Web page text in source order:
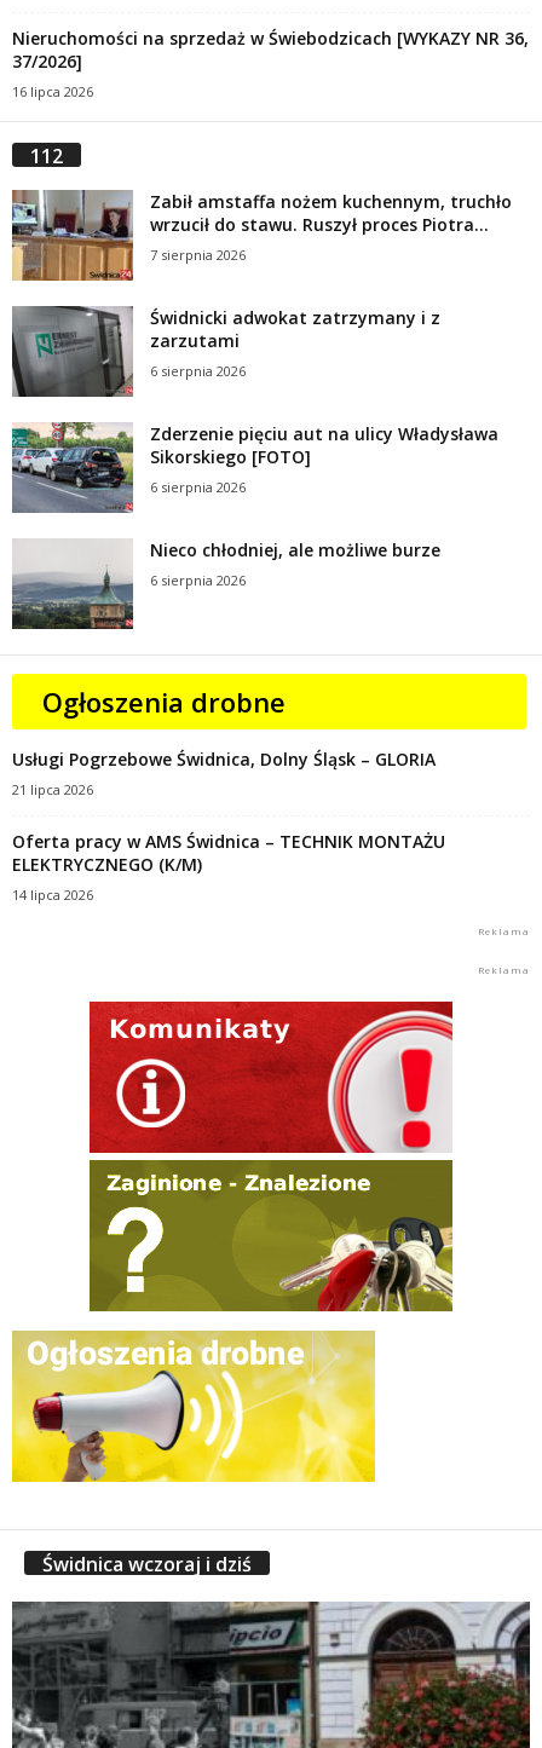
Nieruchomości na sprzedaż w Świebodzicach [WYKAZY NR 36,
37/2026]
16 lipca 2026
112
Zabił amstaffa nożem kuchennym, truchło
wrzucił do stawu. Ruszył proces Piotra...
7 sierpnia 2026
Świdnicki adwokat zatrzymany i z
zarzutami
6 sierpnia 2026
Zderzenie pięciu aut na ulicy Władysława
Sikorskiego [FOTO]
6 sierpnia 2026
Nieco chłodniej, ale możliwe burze
6 sierpnia 2026
Ogłoszenia drobne
Usługi Pogrzebowe Świdnica, Dolny Śląsk – GLORIA
21 lipca 2026
Oferta pracy w AMS Świdnica – TECHNIK MONTAŻU
ELEKTRYCZNEGO (K/M)
14 lipca 2026
Świdnica wczoraj i dziś